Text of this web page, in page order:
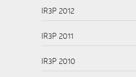
IR3P 2012
IR3P 2011
IR3P 2010